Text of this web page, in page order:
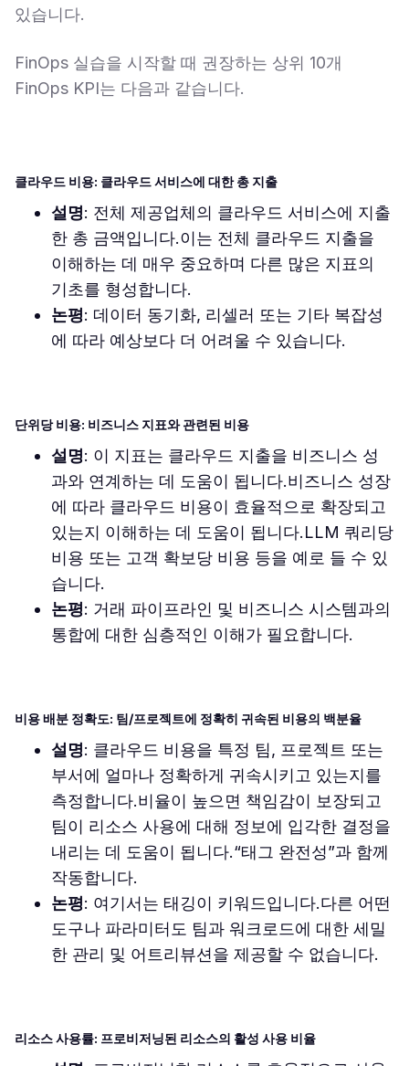
있습니다.
FinOps 실습을 시작할 때 권장하는 상위 10개
FinOps KPI는 다음과 같습니다.
클라우드 비용: 클라우드 서비스에 대한 총 지출
설명: 전체 제공업체의 클라우드 서비스에 지출
한 총 금액입니다.이는 전체 클라우드 지출을
이해하는 데 매우 중요하며 다른 많은 지표의
기초를 형성합니다.
논평: 데이터 동기화, 리셀러 또는 기타 복잡성
에 따라 예상보다 더 어려울 수 있습니다.
단위당 비용: 비즈니스 지표와 관련된 비용
설명: 이 지표는 클라우드 지출을 비즈니스 성
과와 연계하는 데 도움이 됩니다.비즈니스 성장
에 따라 클라우드 비용이 효율적으로 확장되고
있는지 이해하는 데 도움이 됩니다.LLM 쿼리당
비용 또는 고객 확보당 비용 등을 예로 들 수 있
습니다.
논평: 거래 파이프라인 및 비즈니스 시스템과의
통합에 대한 심층적인 이해가 필요합니다.
비용 배분 정확도: 팀/프로젝트에 정확히 귀속된 비용의 백분율
설명: 클라우드 비용을 특정 팀, 프로젝트 또는
부서에 얼마나 정확하게 귀속시키고 있는지를
측정합니다.비율이 높으면 책임감이 보장되고
팀이 리소스 사용에 대해 정보에 입각한 결정을
내리는 데 도움이 됩니다.“태그 완전성”과 함께
작동합니다.
논평: 여기서는 태깅이 키워드입니다.다른 어떤
도구나 파라미터도 팀과 워크로드에 대한 세밀
한 관리 및 어트리뷰션을 제공할 수 없습니다.
리소스 사용률: 프로비저닝된 리소스의 활성 사용 비율